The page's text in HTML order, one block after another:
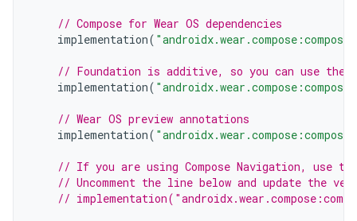
// Compose for Wear OS dependencies
implementation(
// Foundation is additive, so you can use the
implementation(
// Wear OS preview annotations
implementation(
// If you are using Compose Navigation, use the
// Uncomment the line below and update the
//